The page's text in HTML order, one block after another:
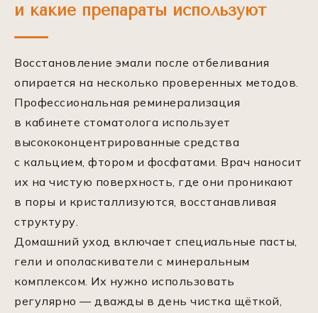
и какие препараты используют
Восстановление эмали после отбеливания
опирается на несколько проверенных методов.
Профессиональная реминерализация
в кабинете стоматолога использует
высококонцентрированные средства
с кальцием, фтором и фосфатами. Врач наносит
их на чистую поверхность, где они проникают
в поры и кристаллизуются, восстанавливая
структуру.
Домашний уход включает специальные пасты,
гели и ополаскиватели с минеральным
комплексом. Их нужно использовать
регулярно — дважды в день чистка щёткой,